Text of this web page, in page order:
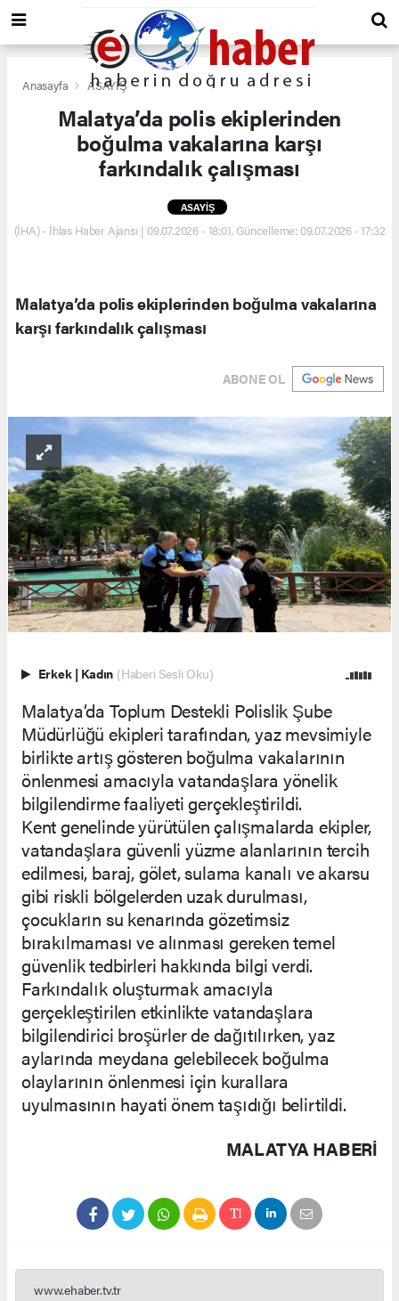
Anasayfa ASAYİŞ
Malatya’da polis ekiplerinden
boğulma vakalarına karşı
farkındalık çalışması
ASAYİŞ
(İHA) - İhlas Haber Ajansı | 09.07.2026 - 18:01, Güncelleme: 09.07.2026 - 17:32
Malatya’da polis ekiplerinden boğulma vakalarına
karşı farkındalık çalışması
ABONE OL
Erkek | Kadın (Haberi Sesli Oku)
Malatya’da Toplum Destekli Polislik Şube
Müdürlüğü ekipleri tarafından, yaz mevsimiyle
birlikte artış gösteren boğulma vakalarının
önlenmesi amacıyla vatandaşlara yönelik
bilgilendirme faaliyeti gerçekleştirildi.
Kent genelinde yürütülen çalışmalarda ekipler,
vatandaşlara güvenli yüzme alanlarının tercih
edilmesi, baraj, gölet, sulama kanalı ve akarsu
gibi riskli bölgelerden uzak durulması,
çocukların su kenarında gözetimsiz
bırakılmaması ve alınması gereken temel
güvenlik tedbirleri hakkında bilgi verdi.
Farkındalık oluşturmak amacıyla
gerçekleştirilen etkinlikte vatandaşlara
bilgilendirici broşürler de dağıtılırken, yaz
aylarında meydana gelebilecek boğulma
olaylarının önlenmesi için kurallara
uyulmasının hayati önem taşıdığı belirtildi.
MALATYA HABERİ
www.ehaber.tv.tr